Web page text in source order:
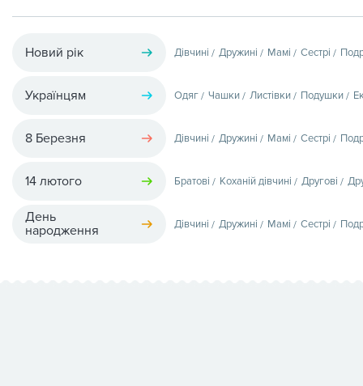
Новий рік Дівчині Дружині Мамі Сестрі
Українцям Одяг Чашки Листівки Подушки
8 Березня Дівчині Дружині Мамі Сестрі
14 лютого Братові Коханій дівчині Другові
День
народження
Дівчині Дружині Мамі Сестрі